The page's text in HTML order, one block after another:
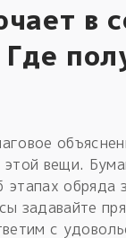
в
этой вещи.
обряда
задавайте
с